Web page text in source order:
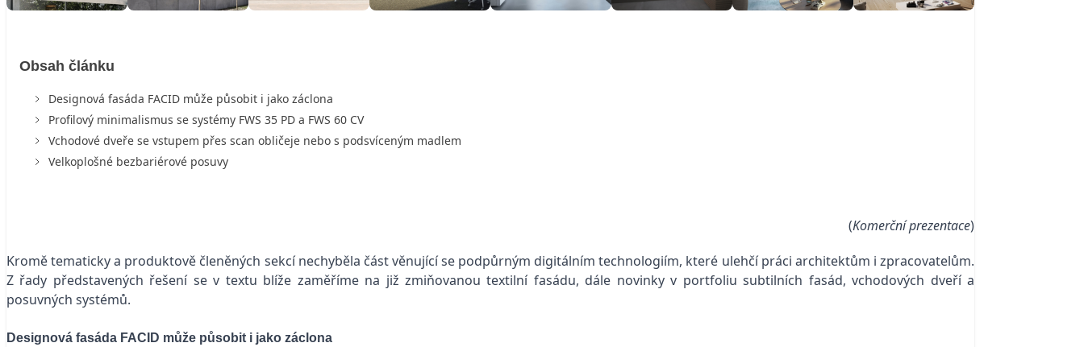
Obsah článku
Designová fasáda FACID může působit i jako záclona
Profilový minimalismus se systémy FWS 35 PD a FWS 60 CV
Vchodové dveře se vstupem přes scan obličeje nebo s podsvíceným madlem
Velkoplošné bezbariérové posuvy
(Komerční prezentace)
Kromě tematicky a produktově členěných sekcí nechyběla část věnující se podpůrným digitálním technologiím, které ulehčí práci architektům i zpracovatelům.
Z řady představených řešení se v textu blíže zaměříme na již zmiňovanou textilní fasádu, dále novinky v portfoliu subtilních fasád, vchodových dveří a
posuvných systémů.
Designová fasáda FACID může působit i jako záclona